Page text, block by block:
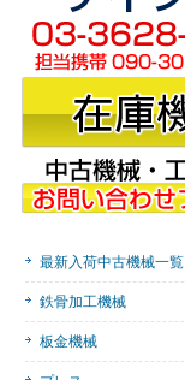
最新入荷中古機械一覧
鉄骨加工機械
板金機械